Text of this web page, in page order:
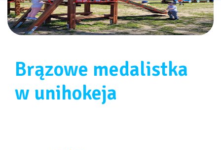
Brązowe medalistka
w unihokeja